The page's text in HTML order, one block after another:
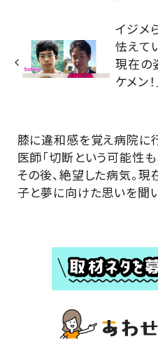
イジメ
怯えて
現在の
ケメン！
膝に違和感を覚え病院に
医師「切断という可能性も
その後、絶望した病気。現
子と夢に向けた思いを聞